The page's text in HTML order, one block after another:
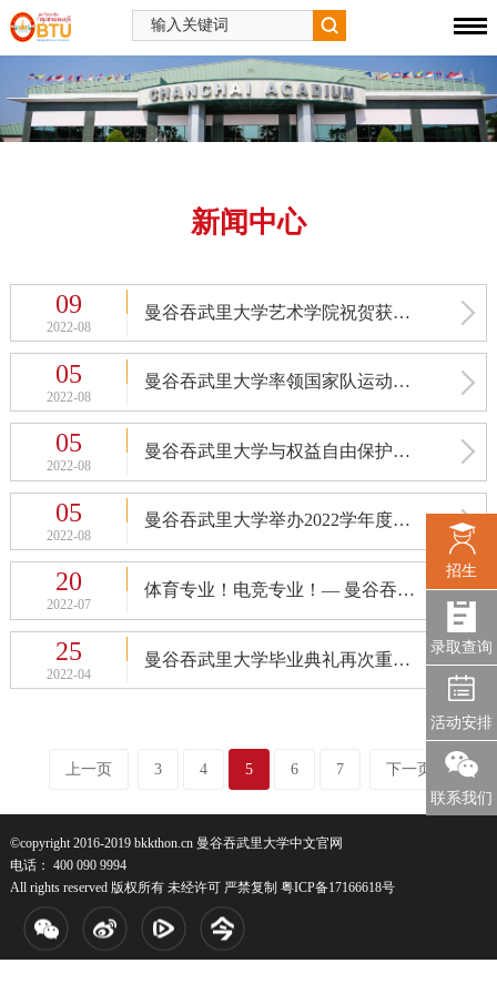
新闻中心
09
2022-08
曼谷吞武里大学艺术学院祝贺获得科研成果及创新作品优秀奖的各位老师！
05
2022-08
曼谷吞武里大学率领国家队运动员参加第20届东盟大学运动会
05
2022-08
曼谷吞武里大学与权益自由保护厅共同设立“民间纠纷调解中心”
05
2022-08
曼谷吞武里大学举办2022学年度拜师礼
20
2022-07
体育专业！电竞专业！— 曼谷吞武里大学与广州体育学院本科国际班正式招生
25
2022-04
曼谷吞武里大学毕业典礼再次重磅回归！
上一页 3 4 5 6 7 下一页
招生
录取查询
活动安排
联系我们
©copyright 2016-2019 bkkthon.cn 曼谷吞武里大学中文官网
电话： 400 090 9994
All rights reserved 版权所有 未经许可 严禁复制 粤ICP备17166618号